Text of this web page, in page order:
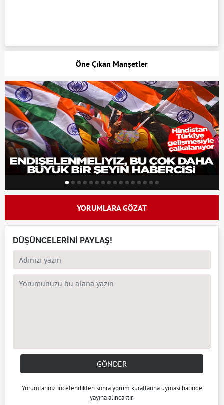
Öne Çıkan Manşetler
YORUMLARA GÖZAT
DÜŞÜNCELERİNİ PAYLAŞ!
GÖNDER
Yorumlarınız incelendikten sonrayorum kurallarına uyması halinde
yayına alıncaktır.